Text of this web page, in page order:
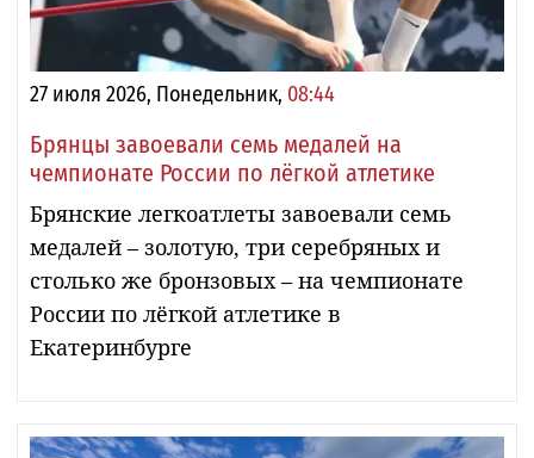
27 июля 2026, Понедельник, 08:44
Брянцы завоевали семь медалей на
чемпионате России по лёгкой атлетике
Брянские легкоатлеты завоевали семь
медалей – золотую, три серебряных и
столько же бронзовых – на чемпионате
России по лёгкой атлетике в
Екатеринбурге